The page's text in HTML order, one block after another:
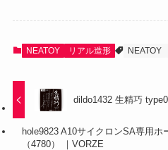
NEATOY リアル造形 NEATOY
dildo1432 生精巧
hole9823 A10サイクロンSA専用ホ
（4780） ｜VORZE